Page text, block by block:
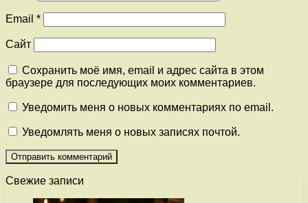
Email *
Сайт
Сохранить моё имя, email и адрес сайта в этом
браузере для последующих моих комментариев.
Уведомить меня о новых комментариях по email.
Уведомлять меня о новых записях почтой.
Свежие записи